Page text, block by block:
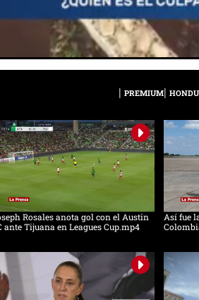
PREMIUM
Rosales anota gol con el Austin
ante Tijuana en Leagues Cup.mp4
Así fue